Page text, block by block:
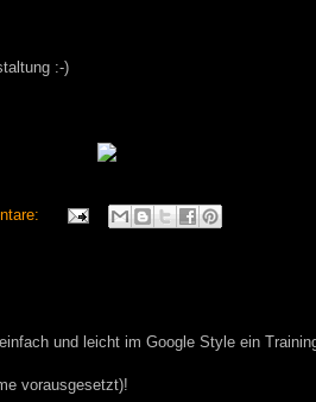
:-)
und leicht im Google Style ein
vorausgesetzt)!